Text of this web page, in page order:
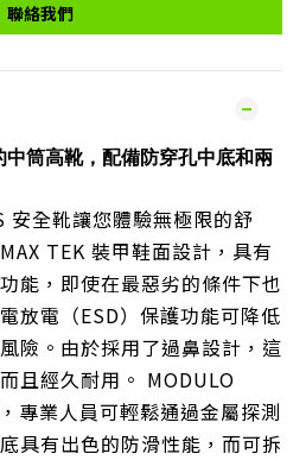
聯絡我們
筒高靴，配備防穿孔中底和兩
安全靴讓您體驗無極限的舒
TEK 裝甲鞋面設計，具有
能，即使在最惡劣的條件下也
放電（ESD）保護功能可降低
險。由於採用了過鼻設計，這
且經久耐用。 MODULO
專業人員可輕鬆通過金屬探測
具有出色的防滑性能，而可拆